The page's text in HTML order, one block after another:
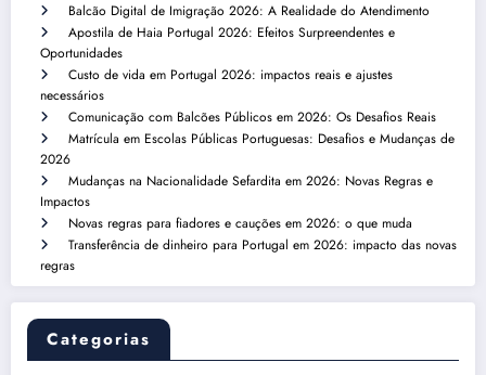
Balcão Digital de Imigração 2026: A Realidade do Atendimento
Apostila de Haia Portugal 2026: Efeitos Surpreendentes e
Oportunidades
Custo de vida em Portugal 2026: impactos reais e ajustes
necessários
Comunicação com Balcões Públicos em 2026: Os Desafios Reais
Matrícula em Escolas Públicas Portuguesas: Desafios e Mudanças de
2026
Mudanças na Nacionalidade Sefardita em 2026: Novas Regras e
Impactos
Novas regras para fiadores e cauções em 2026: o que muda
Transferência de dinheiro para Portugal em 2026: impacto das novas
regras
Categorias